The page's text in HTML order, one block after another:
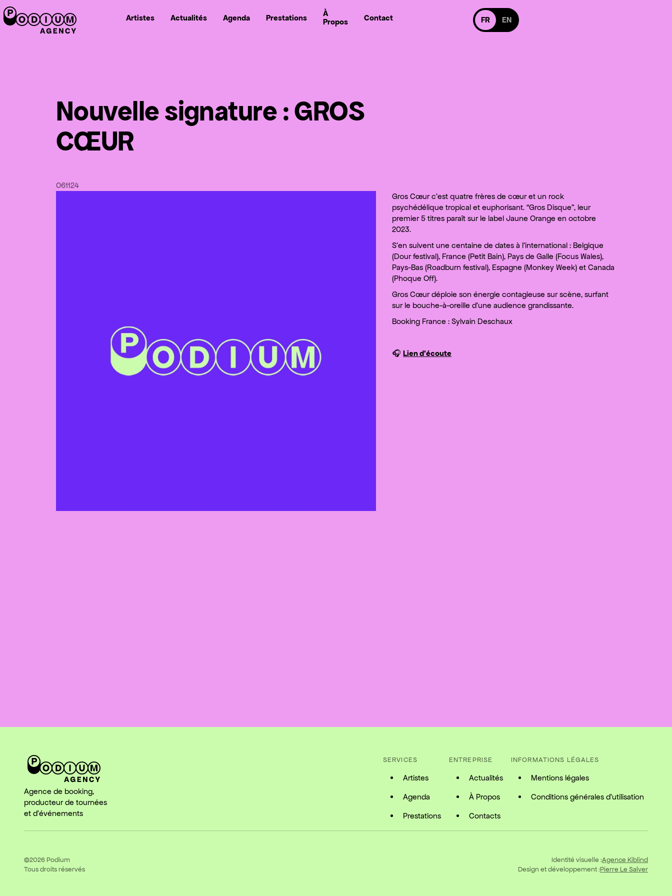
Artistes Actualités Agenda Prestations
À
Propos
Contact
Nous suivre sur Facebook
Nous suivre sur Facebook
Nous suivre sur Instagram
Nous suivre sur Instagram
FR EN
Basculer en version anglaise
Nouvelle signature : GROS
CŒUR
061124
Gros Cœur c’est quatre frères de cœur et un rock
psychédélique tropical et euphorisant. “Gros Disque”, leur
premier 5 titres paraît sur le label Jaune Orange en octobre
2023.
S’en suivent une centaine de dates à l’international : Belgique
(Dour festival), France (Petit Bain), Pays de Galle (Focus Wales),
Pays-Bas (Roadburn festival), Espagne (Monkey Week) et Canada
(Phoque Off).
Gros Cœur déploie son énergie contagieuse sur scène, surfant
sur le bouche-à-oreille d’une audience grandissante.
Booking France : Sylvain Deschaux
🎧 Lien d'écoute
Agence de booking,
producteur de tournées
et d'événements
SERVICES
Artistes
Agenda
Prestations
ENTREPRISE
Actualités
À Propos
Contacts
INFORMATIONS LÉGALES
Mentions légales
Conditions générales d'utilisation
©2026 Podium
Tous droits réservés
Identité visuelle :Agence Kiblind
Design et développement :Pierre Le Salver